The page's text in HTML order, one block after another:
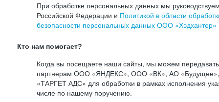
При обработке персональных данных мы
Российской Федерации и Политикой в области
безопасности персональных данных ООО «Хэдхантер»
Кто нам помогает?
Когда вы посещаете наши сайты, мы можем
партнерам ООО «ЯНДЕКС», ООО «ВК», АО
«ТАРГЕТ АДС» для обработки в рамках исполнения
числе по нашему поручению.